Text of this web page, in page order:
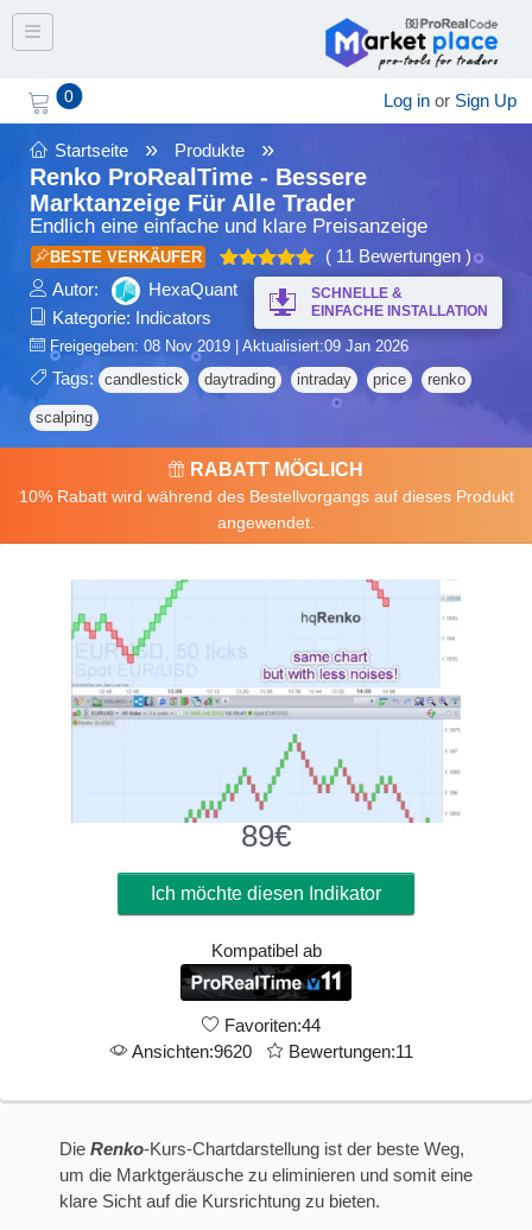
Toggle navigation
0 Log in or Sign Up
Startseite » Produkte
»
Renko ProRealTime - Bessere
Marktanzeige Für Alle Trader
Endlich eine einfache und klare Preisanzeige
BESTE VERKÄUFER
Bewertet
mit
4.91
( 11 Bewertungen )
Autor:
HexaQuant
SCHNELLE &
EINFACHE INSTALLATION
Kategorie: Indicators
Freigegeben: 08 Nov 2019 | Aktualisiert:09 Jan 2026
Tags: candlestick daytrading intraday price renko
scalping
RABATT MÖGLICH
10% Rabatt wird während des Bestellvorgangs auf dieses Produkt
angewendet.
89€
Ich möchte diesen Indikator
Kompatibel ab
Favoriten:44
Ansichten:9620
Bewertungen:11
Die Renko-Kurs-Chartdarstellung ist der beste Weg,
um die Marktgeräusche zu eliminieren und somit eine
klare Sicht auf die Kursrichtung zu bieten.